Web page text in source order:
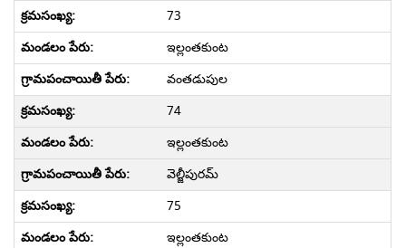
73
ఇల్లంతకుంట
వంతడుపుల
74
ఇల్లంతకుంట
వెల్జీపురమ్
75
ఇల్లంతకుంట